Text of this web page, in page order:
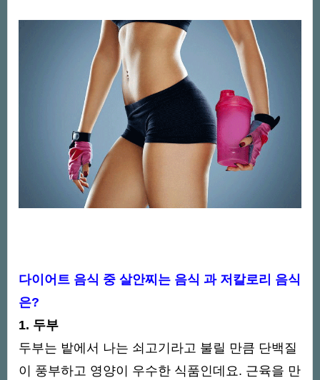
다이어트 음식 중 살안찌는 음식 과 저칼로리 음식
은?
1. 두부
두부는 밭에서 나는 쇠고기라고 불릴 만큼 단백질
이 풍부하고 영양이 우수한 식품인데요. 근육을 만